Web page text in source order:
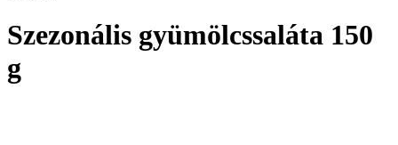
Szezonális gyümölcssaláta 150
g